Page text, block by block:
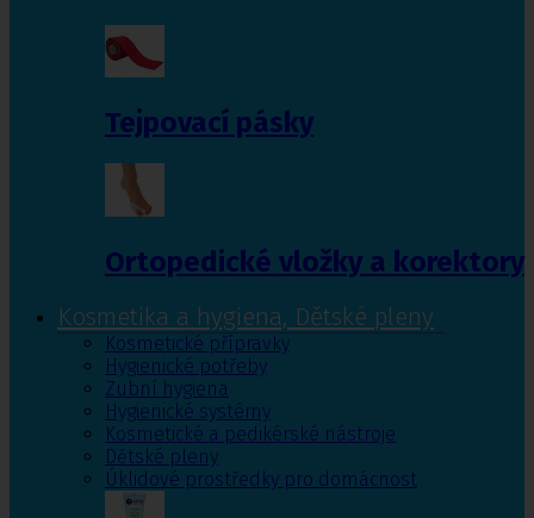
Tejpovací pásky
Ortopedické vložky a korektory
Kosmetika a hygiena, Dětské pleny
Kosmetické přípravky
Hygienické potřeby
Zubní hygiena
Hygienické systémy
Kosmetické a pedikérské nástroje
Dětské pleny
Úklidové prostředky pro domácnost